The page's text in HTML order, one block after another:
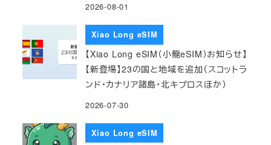
2026-08-01
Xiao Long eSIM
【Xiao Long eSIM（小龍eSIM）お知らせ】
【新登場】23の国と地域を追加（スコットラ
ンド・カナリア諸島・北キプロスほか）
2026-07-30
Xiao Long eSIM